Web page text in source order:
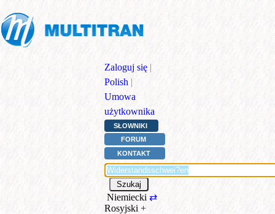
Zaloguj się |
Polish |
Umowa
użytkownika
SŁOWNIKI
FORUM
KONTAKT
Niemiecki ⇄
Rosyjski +